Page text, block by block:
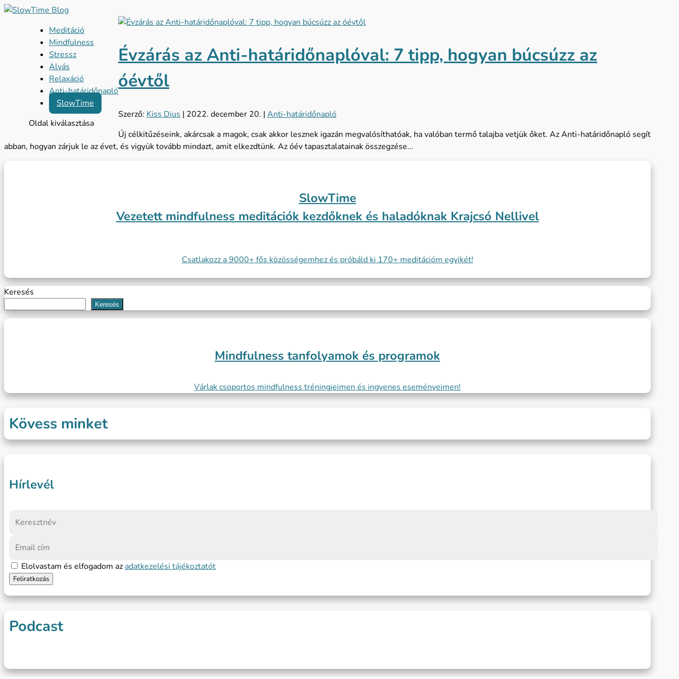
Meditáció
Mindfulness
Stressz
Alvás
Relaxáció
Anti-határidőnapló
SlowTime
Oldal kiválasztása
Évzárás az Anti-határidőnaplóval: 7 tipp, hogyan búcsúzz az
óévtől
Szerző: Kiss Dius | 2022. december 20. | Anti-határidőnapló
Új célkitűzéseink, akárcsak a magok, csak akkor lesznek igazán megvalósíthatóak, ha valóban termő talajba vetjük őket. Az Anti-határidőnapló segít
abban, hogyan zárjuk le az évet, és vigyük tovább mindazt, amit elkezdtünk. Az óév tapasztalatainak összegzése...
SlowTime
Vezetett mindfulness meditációk kezdőknek és haladóknak Krajcsó Nellivel
Csatlakozz a 9000+ fős közösségemhez és próbáld ki 170+ meditációm egyikét!
Keresés
Keresés
Mindfulness tanfolyamok és programok
Várlak csoportos mindfulness tréningjeimen és ingyenes eseményeimen!
Kövess minket
Hírlevél
Elolvastam és elfogadom az adatkezelési tájékoztatót
Podcast